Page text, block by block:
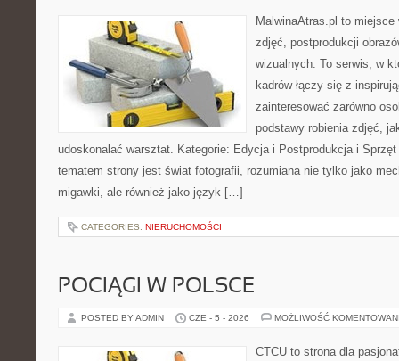
MalwinaAtras.pl to
zdjęć, postprodukcji
wizualnych. To serwis, w
kadrów łączy się z
zainteresować zarówno
podstawy robienia zdjęć,
udoskonalać warsztat. Kategorie: Edycja i Postprodukcja i Sprzęt
tematem strony jest świat fotografii, rozumiana nie tylko jako
migawki, ale również jako język […]
CATEGORIES: NIERUCHOMOŚCI
POCIĄGI W POLSCE
POSTED BY ADMIN CZE - 5 - 2026 MOŻLIWOŚĆ
CTCU to strona dla